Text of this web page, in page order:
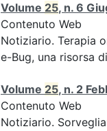
Volume 25, n. 6
Contenuto Web
Notiziario. Terapia
e-Bug, una risorsa
Volume 25, n. 2
Contenuto Web
Notiziario.